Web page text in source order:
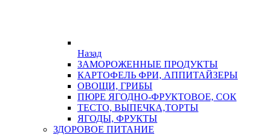
Назад
ЗАМОРОЖЕННЫЕ ПРОДУКТЫ
КАРТОФЕЛЬ ФРИ, АППИТАЙЗЕРЫ
ОВОЩИ, ГРИБЫ
ПЮРЕ ЯГОДНО-ФРУКТОВОЕ, СОК
ТЕСТО, ВЫПЕЧКА,ТОРТЫ
ЯГОДЫ, ФРУКТЫ
ЗДОРОВОЕ ПИТАНИЕ